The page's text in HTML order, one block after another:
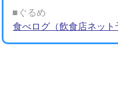
■ぐるめ
食べログ（飲食店ネット